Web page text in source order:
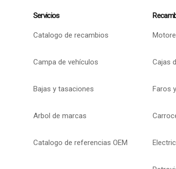
Servicios
Catalogo de recambios
Campa de vehículos
Bajas y tasaciones
Arbol de marcas
Catalogo de referencias OEM
Cajas
Faros